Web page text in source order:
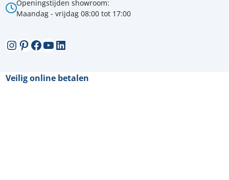
Openingstijden showroom:
Maandag - vrijdag 08:00 tot 17:00
Instagram
Pinterest
Facebook
YouTube
LinkedIn
Veilig online betalen